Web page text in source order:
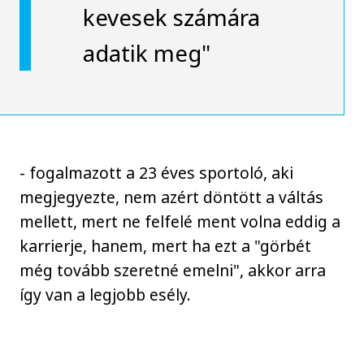
kevesek számára
adatik meg"
- fogalmazott a 23 éves sportoló, aki
megjegyezte, nem azért döntött a váltás
mellett, mert ne felfelé ment volna eddig a
karrierje, hanem, mert ha ezt a "görbét
még tovább szeretné emelni", akkor arra
így van a legjobb esély.